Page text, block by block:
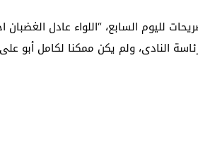
لليوم السابع، “اللواء عادل
النادى، ولم يكن ممكنا لكامل أبو